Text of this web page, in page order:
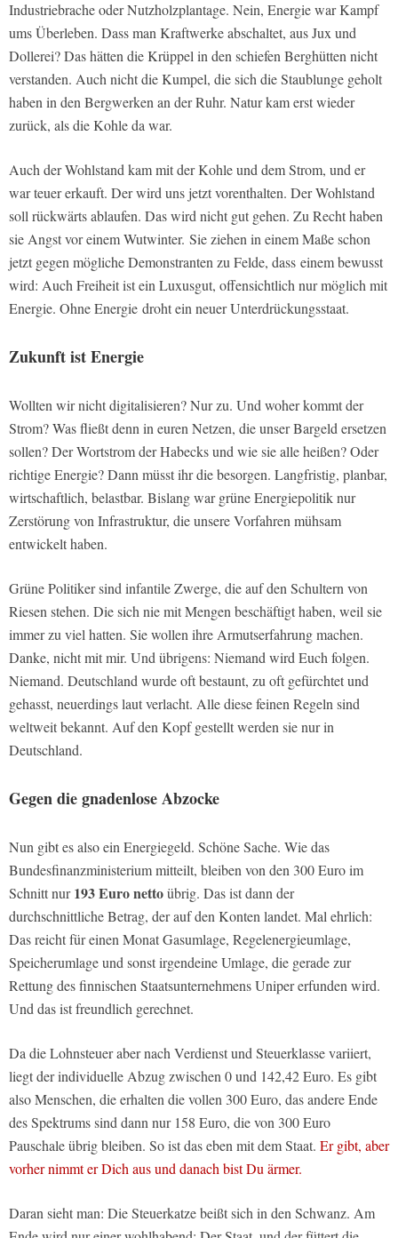
Industriebrache oder Nutzholzplantage. Nein, Energie war Kampf
ums Überleben. Dass man Kraftwerke abschaltet, aus Jux und
Dollerei? Das hätten die Krüppel in den schiefen Berghütten nicht
verstanden. Auch nicht die Kumpel, die sich die Staublunge geholt
haben in den Bergwerken an der Ruhr. Natur kam erst wieder
zurück, als die Kohle da war.
Auch der Wohlstand kam mit der Kohle und dem Strom, und er
war teuer erkauft. Der wird uns jetzt vorenthalten. Der Wohlstand
soll rückwärts ablaufen. Das wird nicht gut gehen. Zu Recht haben
sie Angst vor einem Wutwinter. Sie ziehen in einem Maße schon
jetzt gegen mögliche Demonstranten zu Felde, dass einem bewusst
wird: Auch Freiheit ist ein Luxusgut, offensichtlich nur möglich mit
Energie. Ohne Energie droht ein neuer Unterdrückungsstaat.
Zukunft ist Energie
Wollten wir nicht digitalisieren? Nur zu. Und woher kommt der
Strom? Was fließt denn in euren Netzen, die unser Bargeld ersetzen
sollen? Der Wortstrom der Habecks und wie sie alle heißen? Oder
richtige Energie? Dann müsst ihr die besorgen. Langfristig, planbar,
wirtschaftlich, belastbar. Bislang war grüne Energiepolitik nur
Zerstörung von Infrastruktur, die unsere Vorfahren mühsam
entwickelt haben.
Grüne Politiker sind infantile Zwerge, die auf den Schultern von
Riesen stehen. Die sich nie mit Mengen beschäftigt haben, weil sie
immer zu viel hatten. Sie wollen ihre Armutserfahrung machen.
Danke, nicht mit mir. Und übrigens: Niemand wird Euch folgen.
Niemand. Deutschland wurde oft bestaunt, zu oft gefürchtet und
gehasst, neuerdings laut verlacht. Alle diese feinen Regeln sind
weltweit bekannt. Auf den Kopf gestellt werden sie nur in
Deutschland.
Gegen die gnadenlose Abzocke
Nun gibt es also ein Energiegeld. Schöne Sache. Wie das
Bundesfinanzministerium mitteilt, bleiben von den 300 Euro im
Schnitt nur193 Euro nettoübrig. Das ist dann der
durchschnittliche Betrag, der auf den Konten landet. Mal ehrlich:
Das reicht für einen Monat Gasumlage, Regelenergieumlage,
Speicherumlage und sonst irgendeine Umlage, die gerade zur
Rettung des finnischen Staatsunternehmens Uniper erfunden wird.
Und das ist freundlich gerechnet.
Da die Lohnsteuer aber nach Verdienst und Steuerklasse variiert,
liegt der individuelle Abzug zwischen 0 und 142,42 Euro. Es gibt
also Menschen, die erhalten die vollen 300 Euro, das andere Ende
des Spektrums sind dann nur 158 Euro, die von 300 Euro
Pauschale übrig bleiben. So ist das eben mit dem Staat. Er gibt, aber
vorher nimmt er Dich aus und danach bist Du ärmer.
Daran sieht man: Die Steuerkatze beißt sich in den Schwanz. Am